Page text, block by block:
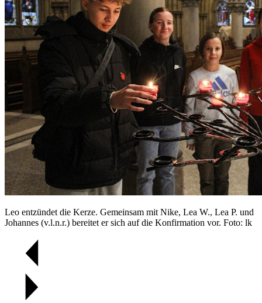
Leo entzündet die Kerze. Gemeinsam mit Nike, Lea W., Lea P. und
Johannes (v.l.n.r.) bereitet er sich auf die Konfirmation vor. Foto: lk